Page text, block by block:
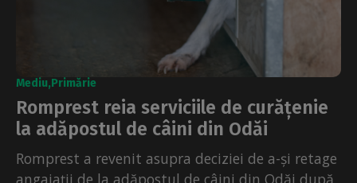
Mediu Primărie
Romprest reia serviciile de curățenie
la adăpostul de câini din Odăi
Romprest a revenit asupra deciziei de a-și retage
angajații de la adăpostul de câini din Odăi după